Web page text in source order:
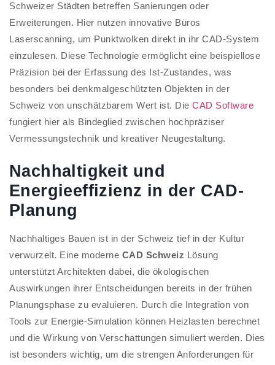
Schweizer Städten betreffen Sanierungen oder
Erweiterungen. Hier nutzen innovative Büros
Laserscanning, um Punktwolken direkt in ihr CAD-System
einzulesen. Diese Technologie ermöglicht eine beispiellose
Präzision bei der Erfassung des Ist-Zustandes, was
besonders bei denkmalgeschützten Objekten in der
Schweiz von unschätzbarem Wert ist. Die CAD Software
fungiert hier als Bindeglied zwischen hochpräziser
Vermessungstechnik und kreativer Neugestaltung.
Nachhaltigkeit und
Energieeffizienz in der CAD-
Planung
Nachhaltiges Bauen ist in der Schweiz tief in der Kultur
verwurzelt. Eine moderne CAD Schweiz Lösung
unterstützt Architekten dabei, die ökologischen
Auswirkungen ihrer Entscheidungen bereits in der frühen
Planungsphase zu evaluieren. Durch die Integration von
Tools zur Energie-Simulation können Heizlasten berechnet
und die Wirkung von Verschattungen simuliert werden. Dies
ist besonders wichtig, um die strengen Anforderungen für